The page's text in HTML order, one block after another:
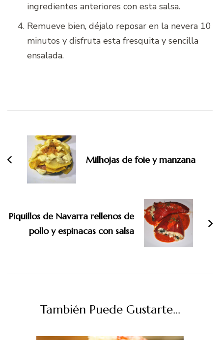
ingredientes anteriores con esta salsa.
Remueve bien, déjalo reposar en la nevera 10
minutos y disfruta esta fresquita y sencilla
ensalada.
entradas
Milhojas de foie y manzana
Piquillos de Navarra rellenos de
pollo y espinacas con salsa
También Puede Gustarte...